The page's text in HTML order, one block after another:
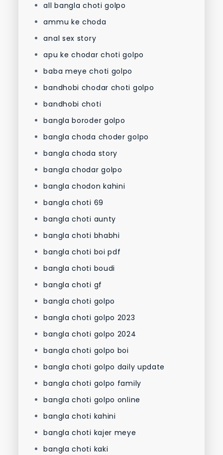
all bangla choti golpo
ammu ke choda
anal sex story
apu ke chodar choti golpo
baba meye choti golpo
bandhobi chodar choti golpo
bandhobi choti
bangla boroder golpo
bangla choda choder golpo
bangla choda story
bangla chodar golpo
bangla chodon kahini
bangla choti 69
bangla choti aunty
bangla choti bhabhi
bangla choti boi pdf
bangla choti boudi
bangla choti gf
bangla choti golpo
bangla choti golpo 2023
bangla choti golpo 2024
bangla choti golpo boi
bangla choti golpo daily update
bangla choti golpo family
bangla choti golpo online
bangla choti kahini
bangla choti kajer meye
bangla choti kaki